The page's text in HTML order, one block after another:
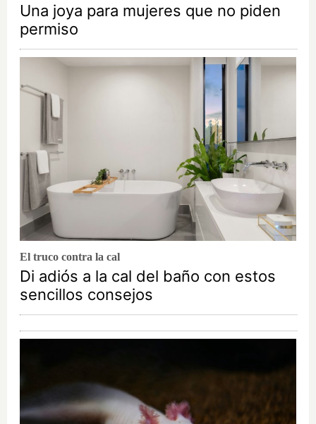
Una joya para mujeres que no piden
permiso
El truco contra la cal
Di adiós a la cal del baño con estos
sencillos consejos